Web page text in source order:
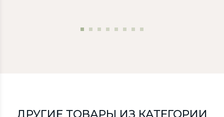
ДРУГИЕ ТОВАРЫ ИЗ КАТЕГОРИИ